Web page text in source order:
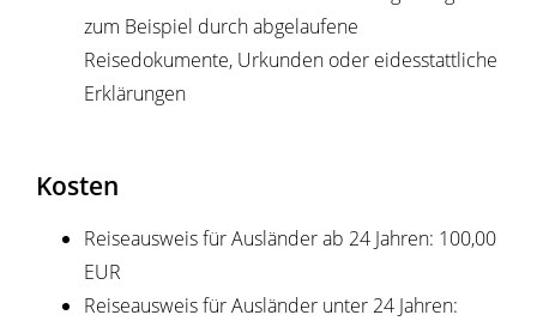
zum Beispiel durch abgelaufene
Reisedokumente, Urkunden oder eidesstattliche
Erklärungen
Kosten
Reiseausweis für Ausländer ab 24 Jahren: 100,00
EUR
Reiseausweis für Ausländer unter 24 Jahren: